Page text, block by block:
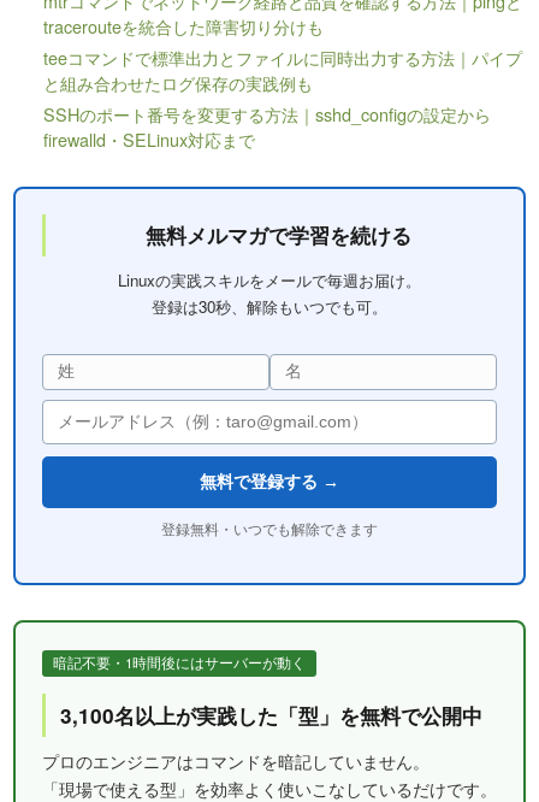
tracerouteを統合した障害切り分けも
teeコマンドで標準出力とファイルに同時出力する方法｜パイプ
と組み合わせたログ保存の実践例も
SSHのポート番号を変更する方法｜sshd_configの設定から
firewalld・SELinux対応まで
無料メルマガで学習を続ける
Linuxの実践スキルをメールで毎週お届け。
登録は30秒、解除もいつでも可。
無料で登録する →
登録無料・いつでも解除できます
暗記不要・1時間後にはサーバーが動く
3,100名以上が実践した「型」を無料で公開中
プロのエンジニアはコマンドを暗記していません。
「現場で使える型」を効率よく使いこなしているだけです。